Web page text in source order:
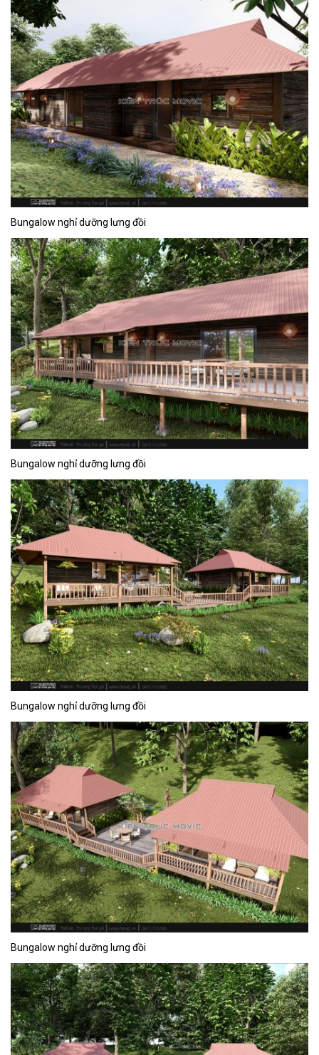
Bungalow nghỉ dưỡng lưng đồi
Bungalow nghỉ dưỡng lưng đồi
Bungalow nghỉ dưỡng lưng đồi
Bungalow nghỉ dưỡng lưng đồi